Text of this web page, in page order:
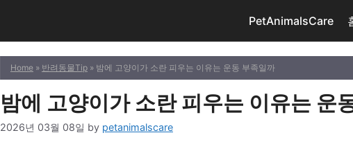
PetAnimalsCare
Home » 반려동물Tip » 밤에 고양이가 소란 피우는 이유는 운동 부족일까
밤에 고양이가 소란 피우는 이유는 운
2026년 03월 08일 by petanimalscare